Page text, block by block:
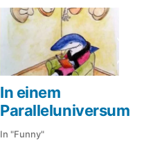
In einem
Paralleluniversum
In "Funny"